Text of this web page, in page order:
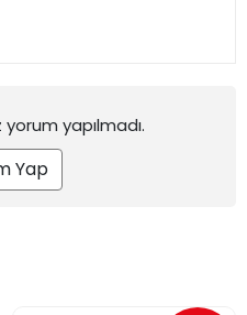
yapılmadı.
Yap